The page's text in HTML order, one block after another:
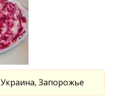
Украина, Запорожье